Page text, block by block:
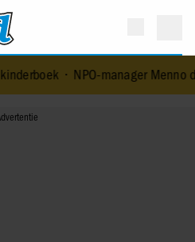
NPO-manager Menno de Boer